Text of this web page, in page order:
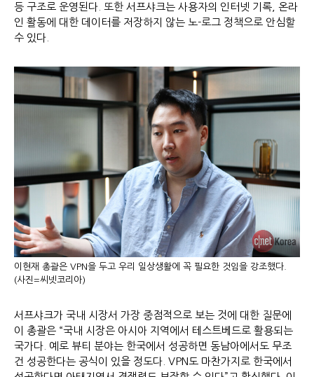
등 구조로 운영된다. 또한 서프샤크는 사용자의 인터넷 기록, 온라
인 활동에 대한 데이터를 저장하지 않는 노-로그 정책으로 안심할
수 있다.
이현재 총괄은 VPN을 두고 우리 일상생활에 꼭 필요한 것임을 강조했다.
(사진=씨넷코리아)
서프샤크가 국내 시장서 가장 중점적으로 보는 것에 대한 질문에
이 총괄은 “국내 시장은 아시아 지역에서 테스트베드로 활용되는
국가다. 예로 뷰티 분야는 한국에서 성공하면 동남아에서도 무조
건 성공한다는 공식이 있을 정도다. VPN도 마찬가지로 한국에서